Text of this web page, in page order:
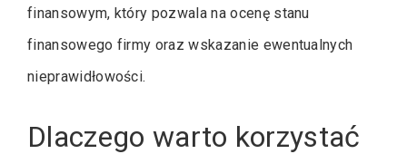
finansowym, który pozwala na ocenę stanu
finansowego firmy oraz wskazanie ewentualnych
nieprawidłowości.
Dlaczego warto korzystać